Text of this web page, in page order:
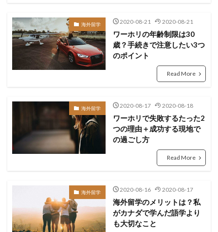
海外留学 2020-08-21 2020-08-21
ワーホリの年齢制限は30
歳？手続きで注意したい3つ
のポイント
Read More
海外留学 2020-08-17 2020-08-18
ワーホリで失敗するたった2
つの理由＋成功する現地で
の過ごし方
Read More
海外留学 2020-08-16 2020-08-17
海外留学のメリットは？私
がカナダで学んだ語学より
も大切なこと